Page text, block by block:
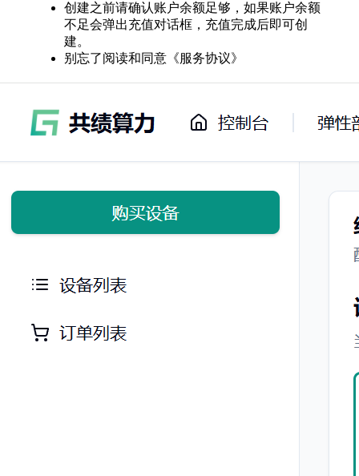
创建之前请确认账户余额足够，如果账户余额
不足会弹出充值对话框，充值完成后即可创
建。
别忘了阅读和同意《服务协议》